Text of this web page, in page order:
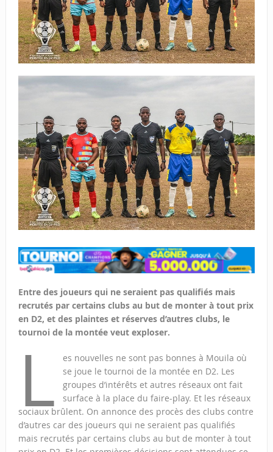
Entre des joueurs qui ne seraient pas qualifiés mais
recrutés par certains clubs au but de monter à tout prix
en D2, et des plaintes et réserves d’autres clubs, le
tournoi de la montée veut exploser.
L
es nouvelles ne sont pas bonnes à Mouila où
se joue le tournoi de la montée en D2. Les
groupes d’intérêts et autres réseaux ont fait
surface à la place du faire-play. Et les réseaux
sociaux brûlent. On annonce des procès des clubs contre
d’autres car des joueurs qui ne seraient pas qualifiés
mais recrutés par certains clubs au but de monter à tout